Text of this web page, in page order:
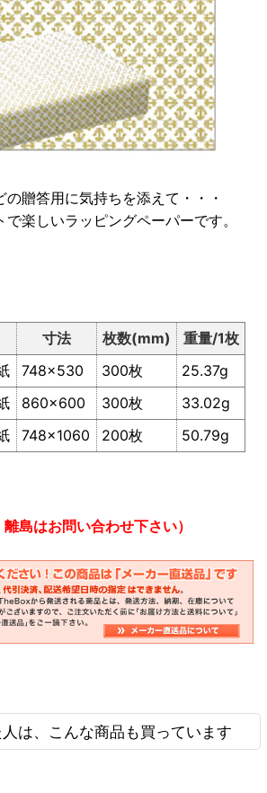
贈答用に気持ちを添えて・・・
楽しいラッピングペーパーです。
寸法 枚数(mm)
重量/1枚
748×530 300枚
25.37g
860×600 300枚
33.02g
748×1060 200枚 50.79g
島はお問い合わせ下さい）
は、こんな商品も買っています